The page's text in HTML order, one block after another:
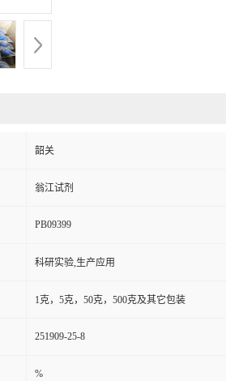
韶关
翁江试剂
PB09399
科研实验,生产应用
1克，5克，50克，500克及其它包装
251909-25-8
%